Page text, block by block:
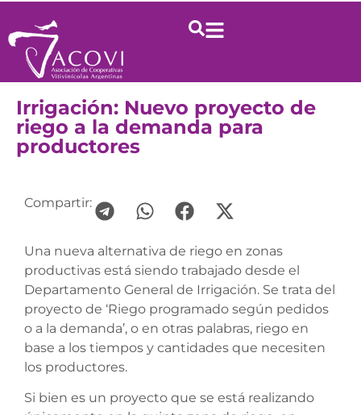
Irrigación: Nuevo proyecto de
riego a la demanda para
productores
Compartir:
Una nueva alternativa de riego en zonas
productivas está siendo trabajado desde el
Departamento General de Irrigación. Se trata del
proyecto de ‘Riego programado según pedidos
o a la demanda’, o en otras palabras, riego en
base a los tiempos y cantidades que necesiten
los productores.
Si bien es un proyecto que se está realizando